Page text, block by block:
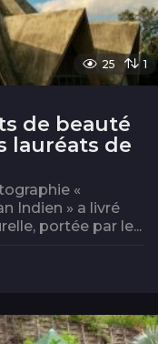
25 1
de beauté
lauréats de
«
Indien » a livré
portée par le...